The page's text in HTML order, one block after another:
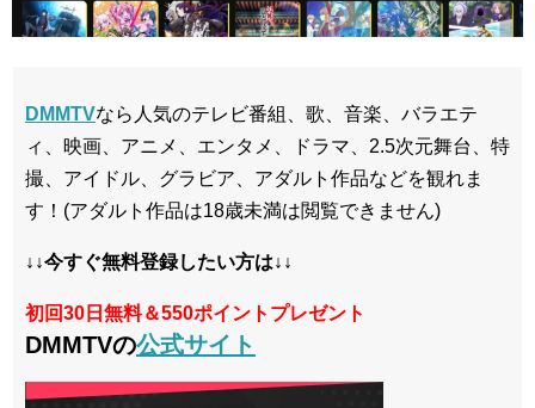
DMMTVなら人気のテレビ番組、歌、音楽、バラエテ
ィ、映画、アニメ、エンタメ、ドラマ、2.5次元舞台、特
撮、アイドル、グラビア、アダルト作品などを観れま
す！(アダルト作品は18歳未満は閲覧できません)
↓↓今すぐ無料登録したい方は↓↓
初回30日無料＆550ポイントプレゼント
DMMTVの公式サイト